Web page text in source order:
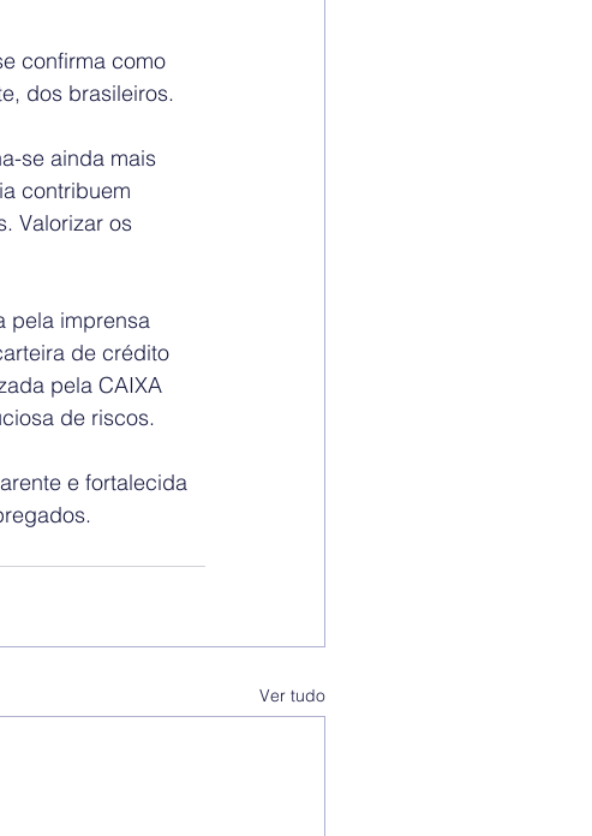
confirma como
dos brasileiros.
se ainda mais
contribuem
Valorizar os
pela imprensa
de crédito
pela CAIXA
de riscos.
e fortalecida
Ver tudo